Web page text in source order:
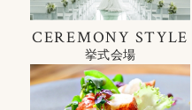
CEREMONY STYLE
挙式会場